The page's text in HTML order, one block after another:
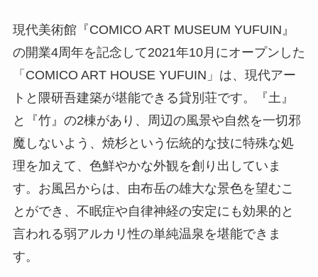
現代美術館『COMICO ART MUSEUM YUFUIN』
の開業4周年を記念して2021年10月にオープンした
「COMICO ART HOUSE YUFUIN」は、現代アー
トと隈研吾建築が堪能できる貸別荘です。『土』
と『竹』の2棟があり、周辺の風景や自然を一切邪
魔しないよう、焼杉という伝統的な技に特殊な処
理を加えて、色鮮やかな外観を創り出していま
す。お風呂からは、由布岳の雄大な景色を望むこ
とができ、不眠症や自律神経の安定にも効果的と
言われる弱アルカリ性の単純温泉を堪能できま
す。